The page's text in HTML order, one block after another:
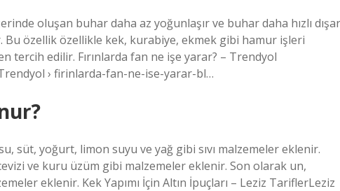
oluşan buhar daha az yoğunlaşır ve buhar daha hızlı
Bu özellik özellikle kek, kurabiye, ekmek gibi hamur işleri
tercih edilir. Fırınlarda fan ne işe yarar? – Trendyol
› firinlarda-fan-ne-ise-yarar-bl…
süt, yoğurt, limon suyu ve yağ gibi sıvı malzemeler eklenir.
ve kuru üzüm gibi malzemeler eklenir. Son olarak un,
eklenir. Kek Yapımı İçin Altın İpuçları – Leziz TariflerLeziz